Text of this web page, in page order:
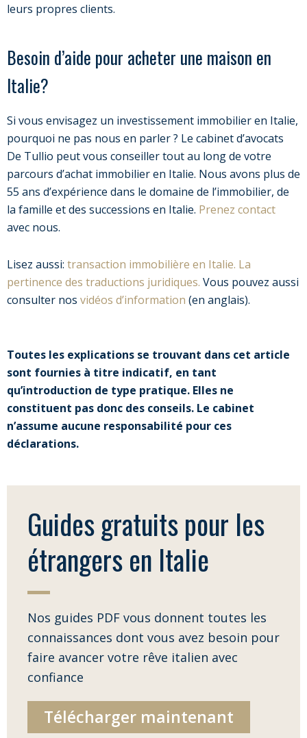
leurs propres clients.
Besoin d’aide pour acheter une maison en
Italie?
Si vous envisagez un investissement immobilier en Italie,
pourquoi ne pas nous en parler ? Le cabinet d’avocats
De Tullio peut vous conseiller tout au long de votre
parcours d’achat immobilier en Italie. Nous avons plus de
55 ans d’expérience dans le domaine de l’immobilier, de
la famille et des successions en Italie. Prenez contact
avec nous.
Lisez aussi: transaction immobilière en Italie. La
pertinence des traductions juridiques. Vous pouvez aussi
consulter nos vidéos d’information (en anglais).
Toutes les explications se trouvant dans cet article
sont fournies à titre indicatif, en tant
qu’introduction de type pratique. Elles ne
constituent pas donc des conseils. Le cabinet
n’assume aucune responsabilité pour ces
déclarations.
Guides gratuits pour les
étrangers en Italie
Nos guides PDF vous donnent toutes les
connaissances dont vous avez besoin pour
faire avancer votre rêve italien avec
confiance
Télécharger maintenant